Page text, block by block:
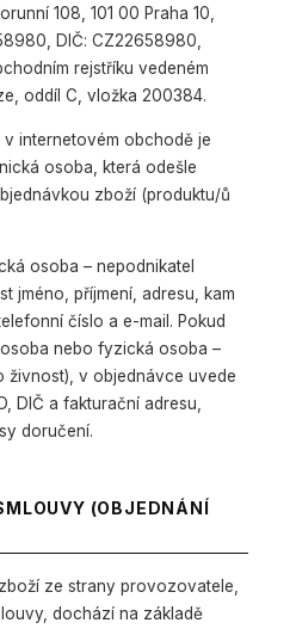
108, 101 00 Praha 10,
DIČ: CZ22658980,
rejstříku vedeném
oddíl C, vložka 200384.
v internetovém obchodě je
osoba, která odešle
zboží (produktu/ů
osoba – nepodnikatel
jméno, příjmení, adresu, kam
číslo a e-mail. Pokud
nebo fyzická osoba –
živnost), v objednávce uvede
DIČ a fakturační adresu,
doručení.
(OBJEDNÁNÍ
ze strany provozovatele,
dochází na základě